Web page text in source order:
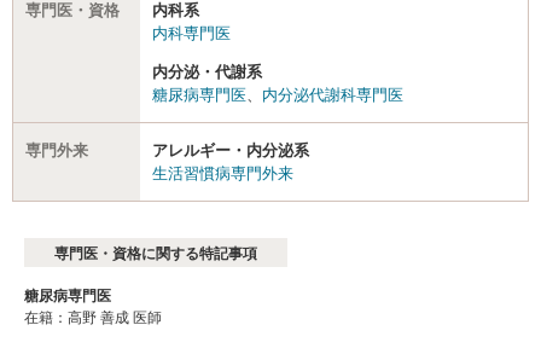
専門医・資格
内科系
内科専門医
内分泌・代謝系
糖尿病専門医、 内分泌代謝科専門医
専門外来
アレルギー・内分泌系
生活習慣病専門外来
専門医・資格に関する特記事項
糖尿病専門医
在籍：高野 善成 医師